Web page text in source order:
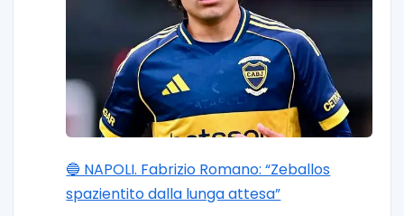
🔵 NAPOLI. Fabrizio Romano: “Zeballos
spazientito dalla lunga attesa”